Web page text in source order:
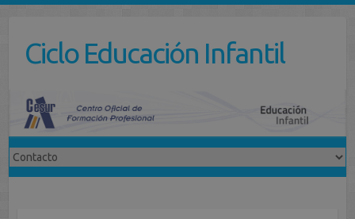
contenidoCiclo Educación Infantil